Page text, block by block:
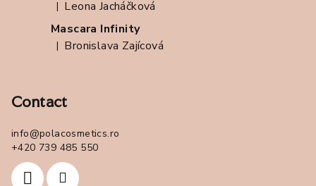
Ratingul produsului este 5 din 5 stele.
| Leona Jacháčková
Mascara Infinity
Ratingul produsului este 5 din 5 stele.
| Bronislava Zajícová
Contact
info@polacosmetics.ro
+420 739 485 550